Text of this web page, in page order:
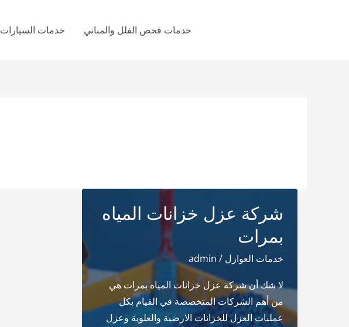
خدمات فحص الفلل والمباني خدمات السيارات
شركة عزل خزانات المياه
بمرات
خدمات العوازل /
admin
لا شك أن شركة عزل خزانات المياه بمرات هي
من أهم الشركات المتخصصة في القيام بكل
عمليات العزل للخزانات الارضية والعلوية وعزل